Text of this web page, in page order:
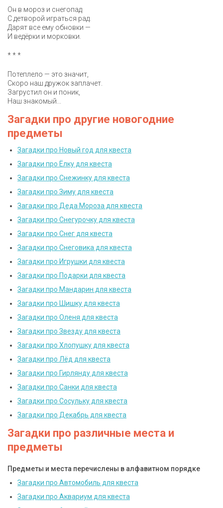
Он в мороз и снегопад
С детворой играться рад.
Дарят все ему обновки —
И ведёрки и морковки.
* * *
Потеплело — это значит,
Скоро наш дружок заплачет.
Загрустил он и поник,
Наш знакомый...
Загадки про другие новогодние
предметы
Загадки про Новый год для квеста
Загадки про Ёлку для квеста
Загадки про Снежинку для квеста
Загадки про Зиму для квеста
Загадки про Деда Мороза для квеста
Загадки про Снегурочку для квеста
Загадки про Снег для квеста
Загадки про Снеговика для квеста
Загадки про Игрушки для квеста
Загадки про Подарки для квеста
Загадки про Мандарин для квеста
Загадки про Шишку для квеста
Загадки про Оленя для квеста
Загадки про Звезду для квеста
Загадки про Хлопушку для квеста
Загадки про Лёд для квеста
Загадки про Гирлянду для квеста
Загадки про Санки для квеста
Загадки про Сосульку для квеста
Загадки про Декабрь для квеста
Загадки про различные места и
предметы
Предметы и места перечислены в алфавитном порядке
Загадки про Автомобиль для квеста
Загадки про Аквариум для квеста